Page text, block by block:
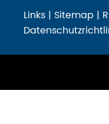
Links | Sitemap |